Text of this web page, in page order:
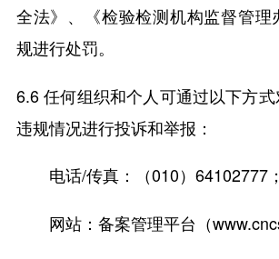
全法》、《检验检测机构监督管理
规进行处罚。
6.6 任何组织和个人可通过以下方
违规情况进行投诉和举报：
电话/传真：（010）64102777；
网站：备案管理平台（